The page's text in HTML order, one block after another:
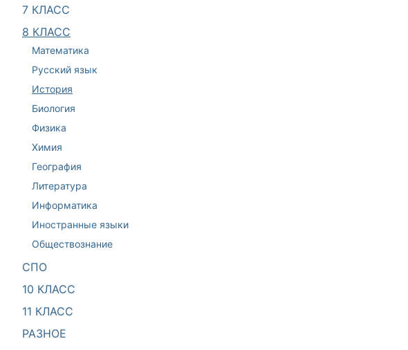
7 КЛАСС
8 КЛАСС
Математика
Русский язык
История
Биология
Физика
Химия
География
Литература
Информатика
Иностранные языки
Обществознание
СПО
10 КЛАСС
11 КЛАСС
РАЗНОЕ